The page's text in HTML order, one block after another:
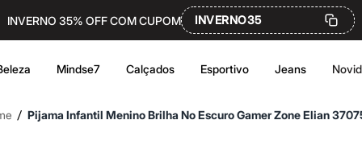
INVERNO 35% OFF COM CUPOM INVERNO35
Mindse7 Calçados Esportivo Jeans
/ Pijama Infantil Menino Brilha No Escuro Gamer Zone Elian